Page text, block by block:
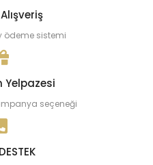
ödeme sistemi
Yelpazesi
seçeneği